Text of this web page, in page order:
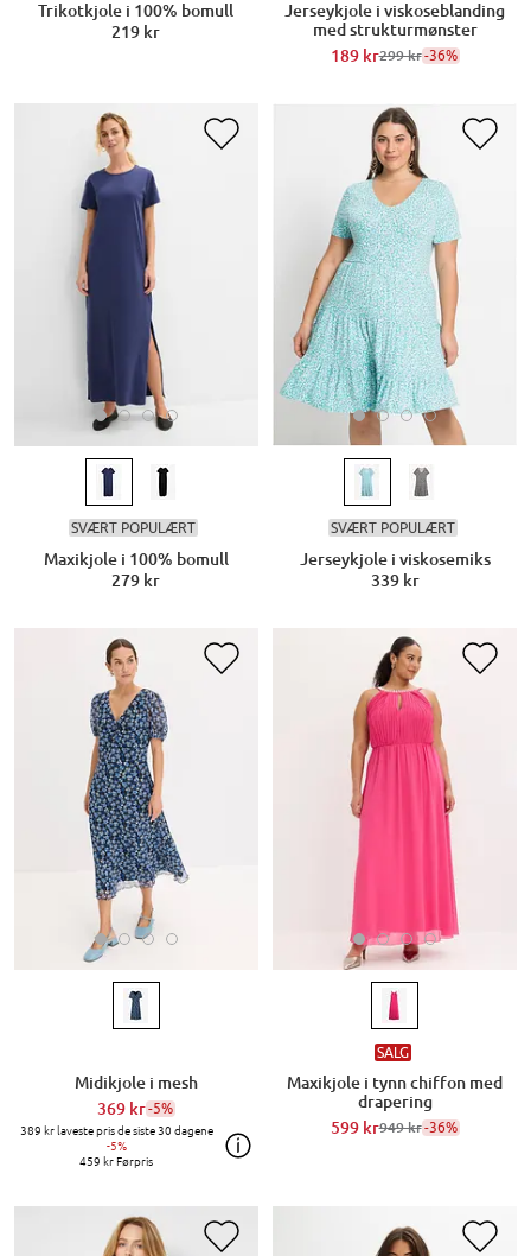
Trikotkjole i 100% bomull
219 kr
Jerseykjole i viskoseblanding
med strukturmønster
189 kr299 kr-36%
SVÆRT POPULÆRT
Maxikjole i 100% bomull
279 kr
SVÆRT POPULÆRT
Jerseykjole i viskosemiks
339 kr
Midikjole i mesh
369 kr-5%
389 krlaveste pris de siste 30 dagene
-5%
459 krFørpris
SALG
Maxikjole i tynn chiffon med
drapering
599 kr949 kr-36%